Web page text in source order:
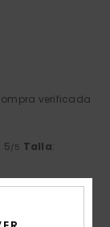
verificada
: 5/5 Talla: